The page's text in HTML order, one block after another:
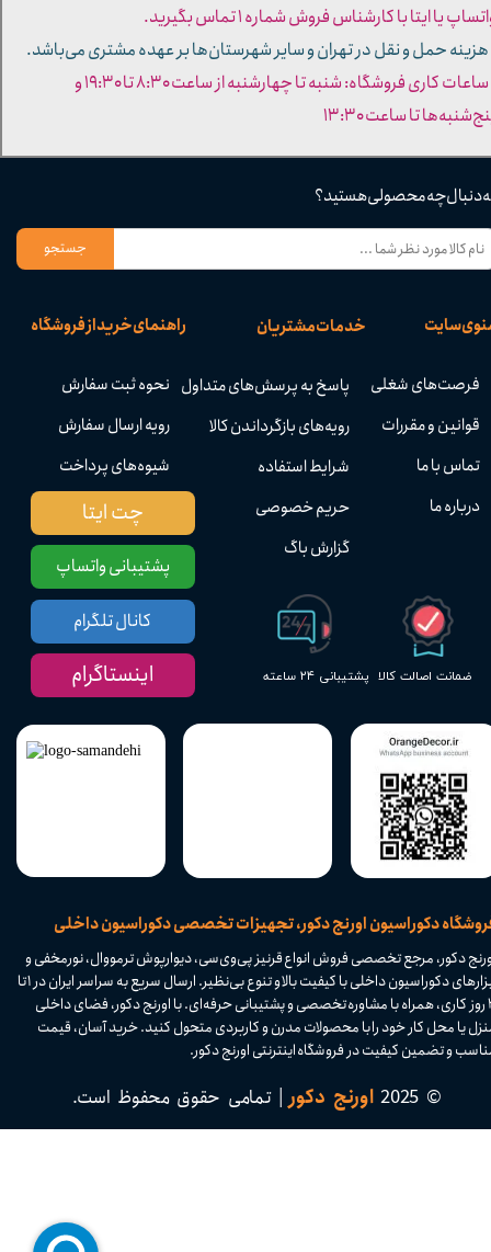
دکوراسیون اورنج دکور، تجهیزات تخصصی دکوراسیون داخلی
پشتیبانی ۲۴ ساعته ضمانت اصالت کالا
راهنمای خرید از فروشگاه
نحوه ثبت سفارش
رویه ارسال سفارش
شیوه‌های پرداخت
خدمات مشتریان
پاسخ به پرسش‌های متداول
رویه‌های بازگرداندن کالا
شرایط استفاده
حریم خصوصی
گزارش باگ
سایت
فرصت‌های شغلی
قوانین و مقررات
تماس با ما
درباره ما
دنبال چه محصولی هستید؟
جستجو
دکور، مرجع تخصصی فروش انواع قرنیز پی‌وی‌سی، دیوارپوش ترمووال، نورمخفی و
ابزارهای دکوراسیون داخلی با کیفیت بالا و تنوع بی‌نظیر. ارسال سریع به سراسر ایران در ۱ تا
۴ روز کاری، همراه با مشاوره تخصصی و پشتیبانی حرفه‌ای. با اورنج دکور، فضای داخلی
یا محل کار خود را با محصولات مدرن و کاربردی متحول کنید. خرید آسان، قیمت
و تضمین کیفیت در فروشگاه اینترنتی اورنج دکور.​​​​​​​
© 2025 اورنج دکور| تمامی حقوق محفوظ است.​​​​​​​
پشتیبانی واتساپ
چت ایتا
کانال تلگرام
اینستاگرام
یا ایتا با کارشناس فروش شماره ۱ تماس بگیرید.
حمل و نقل در تهران و سایر شهرستان‌ها بر عهده مشتری می‌باشد.
- ساعات کاری فروشگاه: شنبه تا چهارشنبه از ساعت ۸:۳۰ تا ۱۹:۳۰ و
تا ساعت ۱۳:۳۰​​​​​​​